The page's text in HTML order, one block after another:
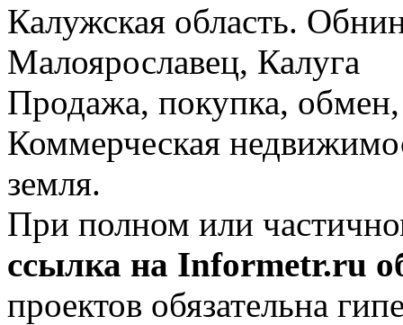
Калужская область.
Малоярославец, Калуга
Продажа, покупка, обмен,
Коммерческая
земля.
При полном или
ссылка на Informetr.ru
проектов обязательна